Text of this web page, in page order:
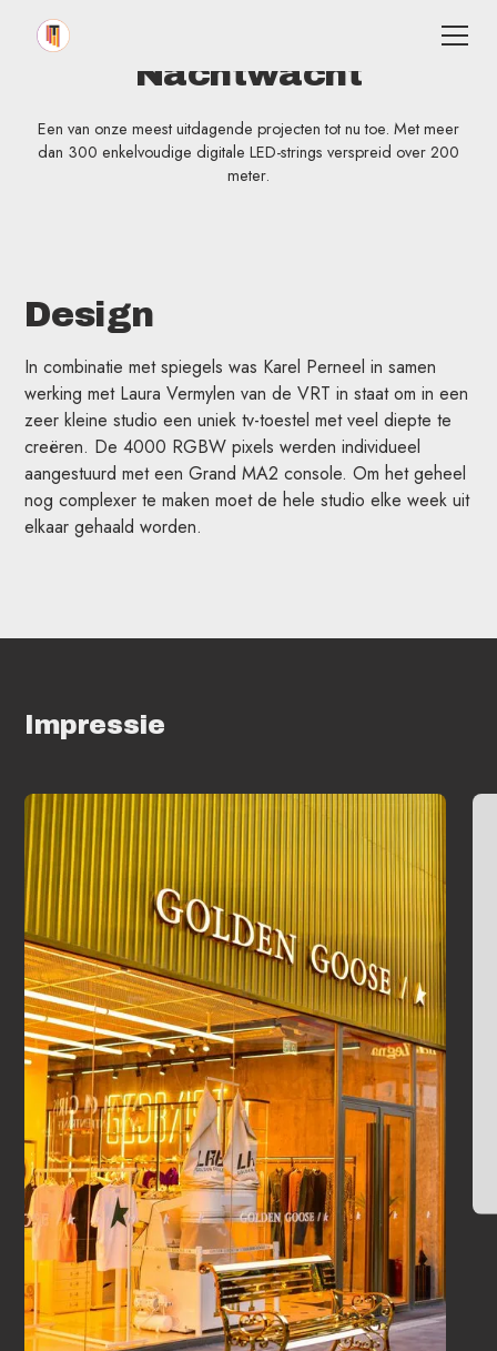
Nachtwacht
Een van onze meest uitdagende projecten tot nu toe. Met meer
dan 300 enkelvoudige digitale LED-strings verspreid over 200
meter.
Design
In combinatie met spiegels was Karel Perneel in samen
werking met Laura Vermylen van de VRT in staat om in een
zeer kleine studio een uniek tv-toestel met veel diepte te
creëren. De 4000 RGBW pixels werden individueel
aangestuurd met een Grand MA2 console. Om het geheel
nog complexer te maken moet de hele studio elke week uit
elkaar gehaald worden.
Impressie